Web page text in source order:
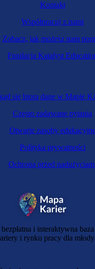
prywatna
organizacji społecznej
i interaktywna
i rynku pracy dla
się biorą dane w Mapie
Często zadawane pytania
Otwarte zasoby
Polityka prywatności
Ochrona przed
Kontakt
Współpracuj z nami
Zobacz, jak możesz nam
Fundacja Katalyst